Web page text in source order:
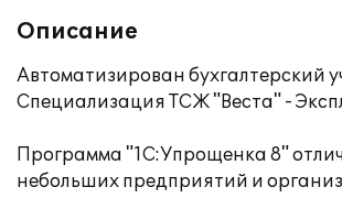
Описание
Автоматизирован бухгалтерский
Специализация ТСЖ "Веста" -
Программа "1С:Упрощенка 8"
небольших предприятий и